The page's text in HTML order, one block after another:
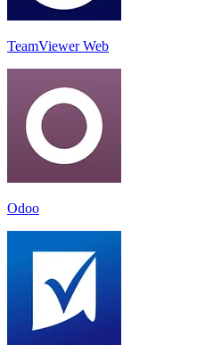
TeamViewer Web
Odoo